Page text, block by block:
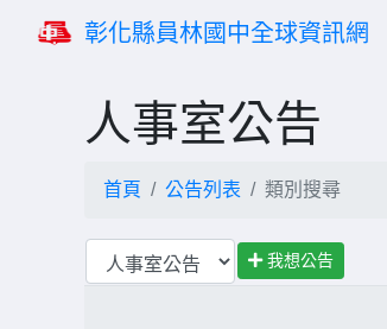
彰化縣員林國中全球資訊網
人事室公告
首頁 公告列表 類別搜尋
我想公告